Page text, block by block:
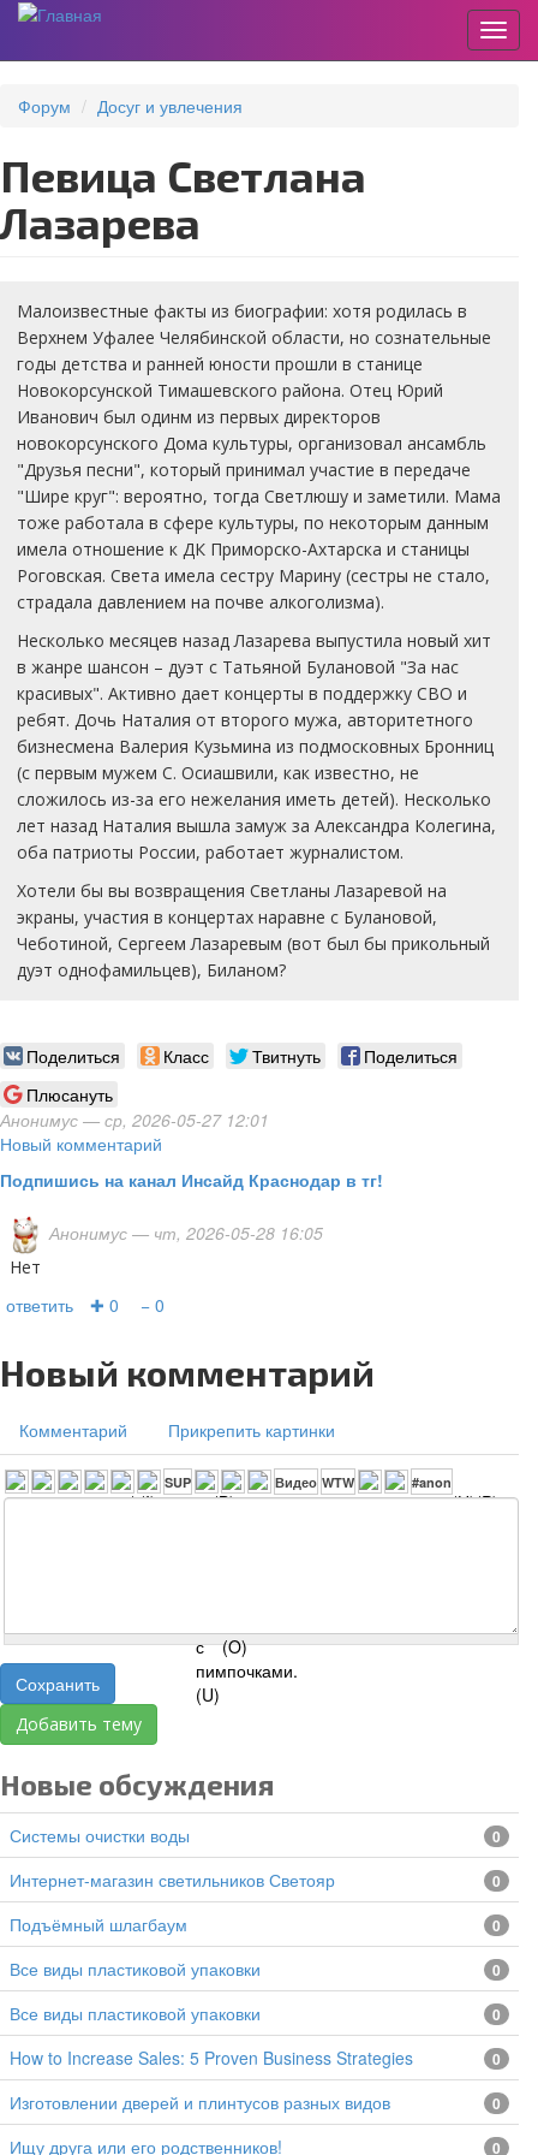
основному
Форум Досуг и увлечения
Певица Светлана
Лазарева
Малоизвестные факты из биографии: хотя родилась в
Верхнем Уфалее Челябинской области, но сознательные
годы детства и ранней юности прошли в станице
Новокорсунской Тимашевского района. Отец Юрий
Иванович был одинм из первых директоров
новокорсунского Дома культуры, организовал ансамбль
"Друзья песни", который принимал участие в передаче
"Шире круг": вероятно, тогда Светлюшу и заметили. Мама
тоже работала в сфере культуры, по некоторым данным
имела отношение к ДК Приморско-Ахтарска и станицы
Роговская. Света имела сестру Марину (сестры не стало,
страдала давлением на почве алкоголизма).
Несколько месяцев назад Лазарева выпустила новый хит
в жанре шансон – дуэт с Татьяной Булановой "За нас
красивых". Активно дает концерты в поддержку СВО и
ребят. Дочь Наталия от второго мужа, авторитетного
бизнесмена Валерия Кузьмина из подмосковных Бронниц
(с первым мужем С. Осиашвили, как известно, не
сложилось из-за его нежелания иметь детей). Несколько
лет назад Наталия вышла замуж за Александра Колегина,
оба патриоты России, работает журналистом.
Хотели бы вы возвращения Светланы Лазаревой на
экраны, участия в концертах наравне с Булановой,
Чеботиной, Сергеем Лазаревым (вот был бы прикольный
дуэт однофамильцев), Биланом?
Поделиться Класс Твитнуть
Поделиться
Плюсануть
Анонимус — ср, 2026-05-27 12:01
Новый комментарий
Подпишись на канал Инсайд Краснодар в тг!
Анонимус — чт, 2026-05-28 16:05
Нет
ответить ✚ 0 − 0
Новый комментарий
Комментарий Прикрепить картинки
Сохранить
Добавить тему
Новые обсуждения
Системы очистки воды 0
Интернет-магазин светильников Светояр 0
подъёмный шлагбаум 0
все виды пластиковой упаковки 0
все виды пластиковой упаковки 0
How to Increase Sales: 5 Proven Business Strategies 0
изготовлении дверей и плинтусов разных видов 0
Ищу друга или его родственников! 0